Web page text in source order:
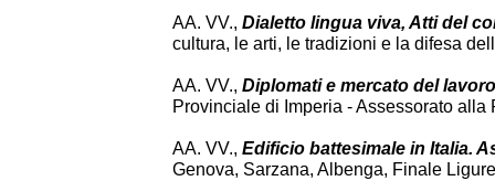
AA. VV., Dialetto lingua viva, Atti del
cultura, le arti, le tradizioni e la difesa
AA. VV., Diplomati e mercato del
Provinciale di Imperia - Assessorato
AA. VV., Edificio battesimale in Italia.
Genova, Sarzana, Albenga, Finale